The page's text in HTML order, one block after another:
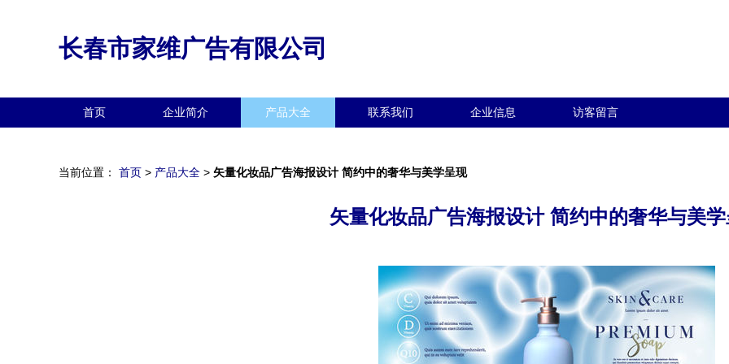
长春市家维广告有限公司
首页 企业简介 产品大全 联系我们 企业信息 访客留言
当前位置： 首页 > 产品大全 > 矢量化妆品广告海报设计 简约中的奢华与美学呈现
矢量化妆品广告海报设计 简约中的奢华与美